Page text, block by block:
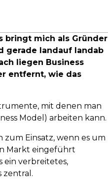
bringt mich als Gründer
gerade landauf landab
liegen Business
entfernt, wie das
mit denen man
Model) arbeiten kann.
zum Einsatz, wenn es um
Markt eingeführt
ein verbreitetes,
zentral.